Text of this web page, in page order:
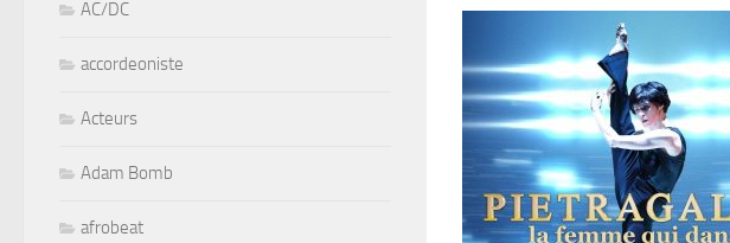
AC/DC
accordeoniste
Acteurs
Adam Bomb
afrobeat